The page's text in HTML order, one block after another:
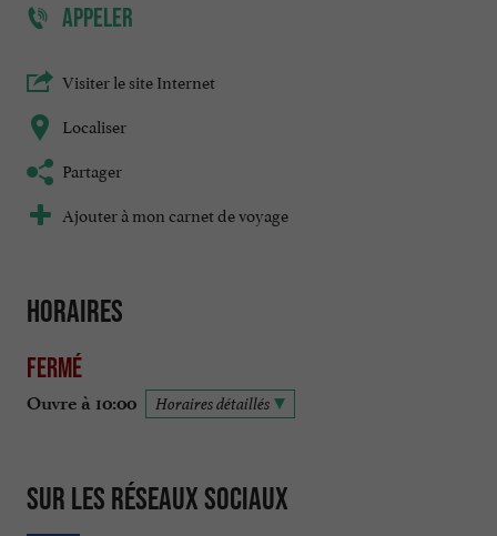
APPELER
Visiter le site Internet
Localiser
Partager
Ajouter à mon carnet de voyage
Horaires
Fermé
Ouvre à 10:00 Horaires détaillés
Sur les réseaux sociaux